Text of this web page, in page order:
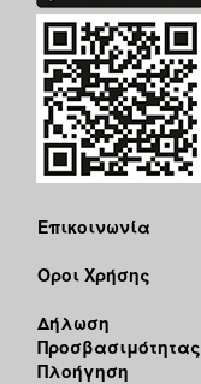
Επικοινωνία
Όροι Χρήσης
Δήλωση
Προσβασιμότητας
Πλοήγηση